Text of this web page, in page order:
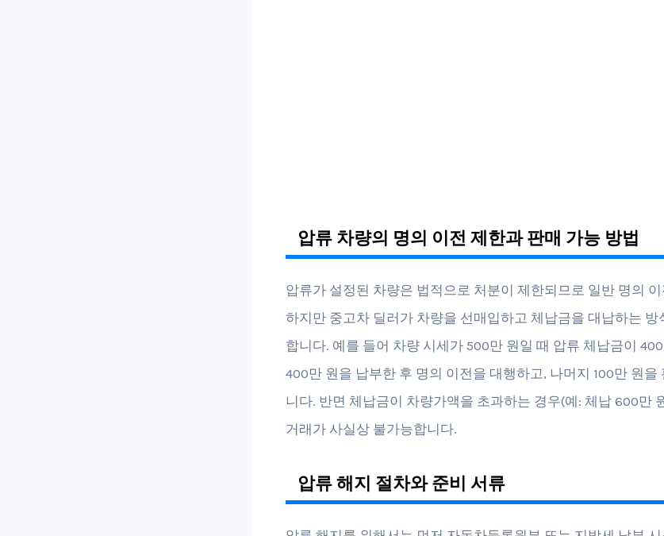
압류 차량의 명의 이전 제한과 판매 가능 방법
압류가 설정된 차량은 법적으로 처분이 제한되므로 일반 명의
하지만 중고차 딜러가 차량을 선매입하고 체납금을 대납하는 방
합니다. 예를 들어 차량 시세가 500만 원일 때 압류 체납금이
400만 원을 납부한 후 명의 이전을 대행하고, 나머지 100만 원을
니다. 반면 체납금이 차량가액을 초과하는 경우(예: 체납 600만
거래가 사실상 불가능합니다.
압류 해지 절차와 준비 서류